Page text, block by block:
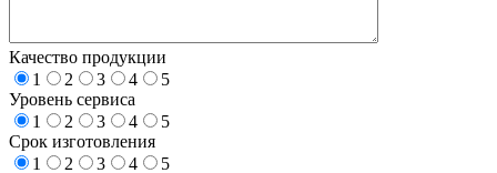
Качество продукции
1
2 3 4
5
Уровень сервиса
1
2 3 4
5
Срок изготовления
1
2 3 4
5